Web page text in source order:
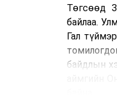
Төгсөөд
байлаа.
Гал
байдлын